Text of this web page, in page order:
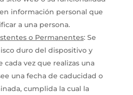
información personal que
a una persona.
o Permanentes: Se
duro del dispositivo y
cada vez que realizas una
una fecha de caducidad o
cumplida la cual la